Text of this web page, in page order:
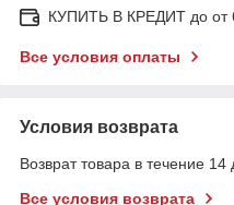
КУПИТЬ В КРЕДИТ до от
Все условия оплаты
Условия возврата
Возврат товара в течение 14
Все условия возврата